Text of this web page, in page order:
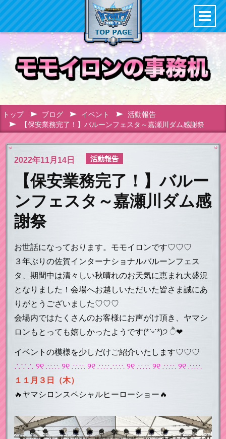
トップ ブログ イベント
活動報告
【保安業務完了！】バルーンフェスタ～嘉瀬川ダム感謝祭
2022年11月14日 活動報告
【保安業務完了！】バルー
ンフェスタ～嘉瀬川ダム感
謝祭
お世話になっております。モモイロンです♡♡♡
３年ぶりの佐賀インターナショナルバルーンフェス
タ、期間中は清々しい秋晴れのお天気に恵まれ大盛況
となりました！会場へお越しいただいた皆さま誠にあ
りがとうございました♡♡♡
会場内ではたくさんのお客様にお声がけ頂き、ヤマシ
ロンもとっても嬉しかったようです(*ˊᵕˋ*)੭ ੈ❤︎
イベントの模様を少しだけご紹介いたします♡♡♡
∴∵∴ ୨୧ ∴∵∴ ୨୧ ∴∵∴ ୨୧ ∴∵∴∴∵∴ ୨୧ ∴∵∴ ୨୧ ∴∵∴ ୨୧ ∴∵∴
１１月３日（木）
🔥ヤマシロンスペシャルヒーローショー🔥